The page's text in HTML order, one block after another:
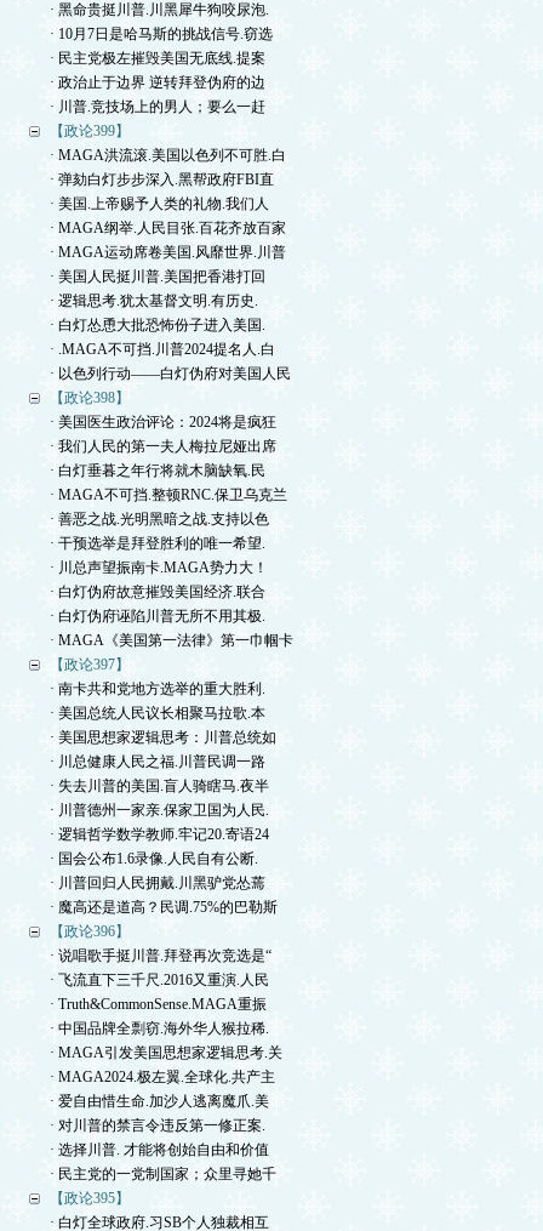
· 黑命贵挺川普.川黑犀牛狗咬尿泡.
· 10月7日是哈马斯的挑战信号.窃选
· 民主党极左摧毁美国无底线.提案
· 政治止于边界 逆转拜登伪府的边
· 川普.竞技场上的男人；要么一赶
【政论399】
· MAGA洪流滚.美国以色列不可胜.白
· 弹劾白灯步步深入.黑帮政府FBI直
· 美国.上帝赐予人类的礼物.我们人
· MAGA纲举.人民目张.百花齐放百家
· MAGA运动席卷美国.风靡世界.川普
· 美国人民挺川普.美国把香港打回
· 逻辑思考.犹太基督文明.有历史.
· 白灯怂恿大批恐怖份子进入美国.
· .MAGA不可挡.川普2024提名人.白
· 以色列行动——白灯伪府对美国人民
【政论398】
· 美国医生政治评论：2024将是疯狂
· 我们人民的第一夫人梅拉尼娅出席
· 白灯垂暮之年行将就木脑缺氧.民
· MAGA不可挡.整顿RNC.保卫乌克兰
· 善恶之战.光明黑暗之战.支持以色
· 干预选举是拜登胜利的唯一希望.
· 川总声望振南卡.MAGA势力大！
· 白灯伪府故意摧毁美国经济.联合
· 白灯伪府诬陷川普无所不用其极.
· MAGA《美国第一法律》第一巾帼卡
【政论397】
· 南卡共和党地方选举的重大胜利.
· 美国总统人民议长相聚马拉歌.本
· 美国思想家逻辑思考：川普总统如
· 川总健康人民之福.川普民调一路
· 失去川普的美国.盲人骑瞎马.夜半
· 川普德州一家亲.保家卫国为人民.
· 逻辑哲学数学教师.牢记20.寄语24
· 国会公布1.6录像.人民自有公断.
· 川普回归人民拥戴.川黑驴党怂蔫
· 魔高还是道高？民调.75%的巴勒斯
【政论396】
· 说唱歌手挺川普.拜登再次竞选是“
· 飞流直下三千尺.2016又重演.人民
· Truth&CommonSense.MAGA重振
· 中国品牌全剽窃.海外华人猴拉稀.
· MAGA引发美国思想家逻辑思考.关
· MAGA2024.极左翼.全球化.共产主
· 爱自由惜生命.加沙人逃离魔爪.美
· 对川普的禁言令违反第一修正案.
· 选择川普. 才能将创始自由和价值
· 民主党的一党制国家；众里寻她千
【政论395】
· 白灯全球政府.习SB个人独裁相互